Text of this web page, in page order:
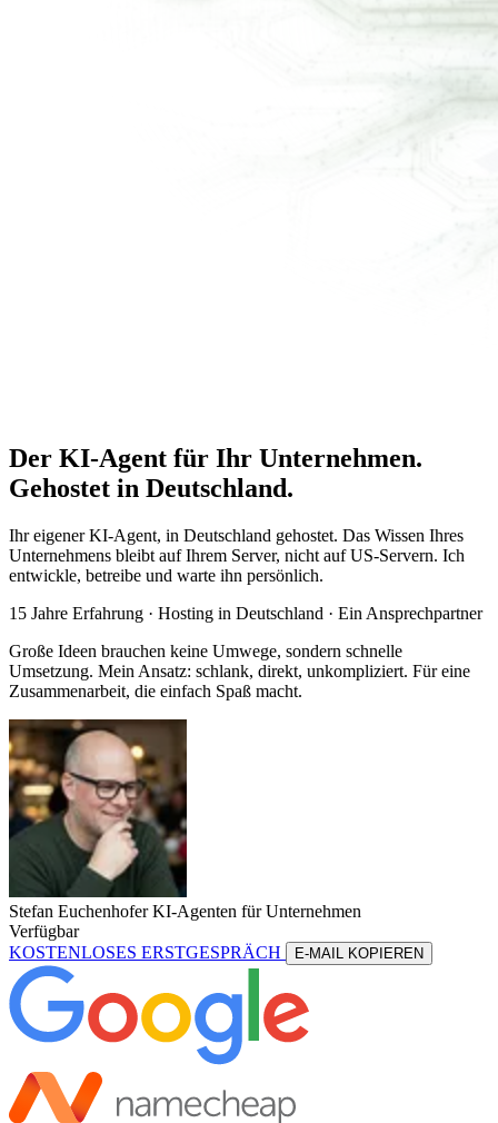
Der KI-Agent für Ihr Unternehmen.
Gehostet in Deutschland.
Ihr eigener KI-Agent, in Deutschland gehostet. Das Wissen Ihres
Unternehmens bleibt auf Ihrem Server, nicht auf US-Servern. Ich
entwickle, betreibe und warte ihn persönlich.
15 Jahre Erfahrung · Hosting in Deutschland · Ein Ansprechpartner
Große Ideen brauchen keine Umwege, sondern schnelle
Umsetzung. Mein Ansatz: schlank, direkt, unkompliziert. Für eine
Zusammenarbeit, die einfach Spaß macht.
Stefan Euchenhofer KI-Agenten für Unternehmen
Verfügbar
KOSTENLOSES ERSTGESPRÄCH
KOSTENLOSES ERSTGESPRÄCH
E-MAIL KOPIEREN